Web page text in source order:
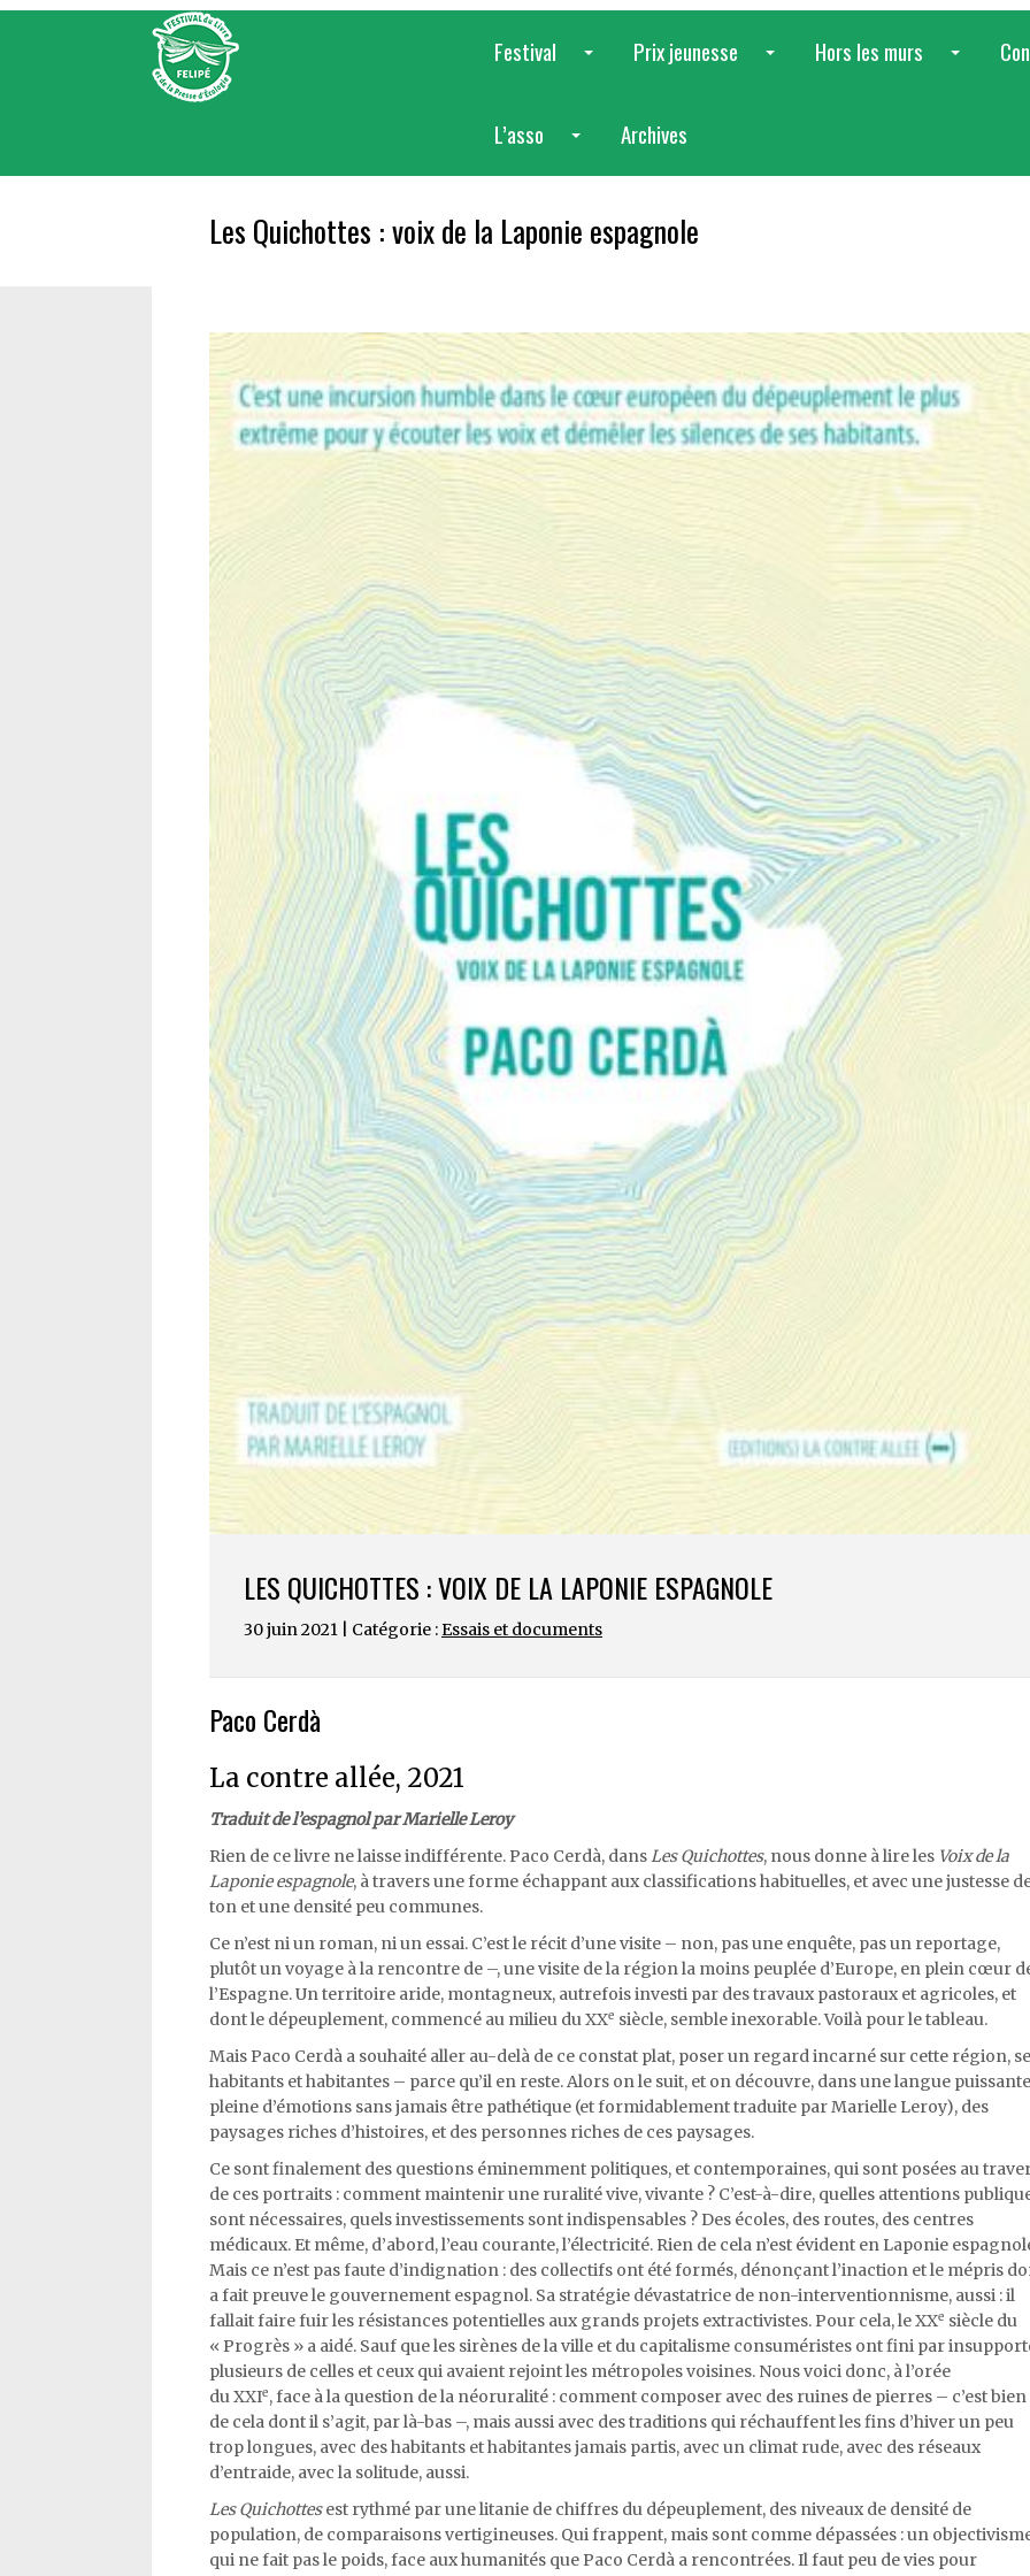
Skip
Festival
Prix jeunesse
Hors les murs
L’asso
...
Archives
Les Quichottes : voix de la Laponie espagnole
LES QUICHOTTES : VOIX DE LA LAPONIE ESPAGNOLE
30 juin 2021 | Catégorie :Essais et documents
Paco Cerdà
La contre allée, 2021
Traduit de l’espagnol par Marielle Leroy
Rien de ce livre ne laisse indifférente. Paco Cerdà, dansLes Quichottes, nous donne à lire les Voix de la
Laponie espagnole, à travers une forme échappant aux classifications habituelles, et avec une justesse
ton et une densité peu communes.
Ce n’est ni un roman, ni un essai. C’est le récit d’une visite – non, pas une enquête, pas un reportage,
plutôt un voyage à la rencontre de –, une visite de la région la moins peuplée d’Europe, en plein cœur
l’Espagne. Un territoire aride, montagneux, autrefois investi par des travaux pastoraux et agricoles, et
dont le dépeuplement, commencé au milieu du XXe siècle, semble inexorable. Voilà pour le tableau.
Mais Paco Cerdà a souhaité aller au-delà de ce constat plat, poser un regard incarné sur cette région,
habitants et habitantes – parce qu’il en reste. Alors on le suit, et on découvre, dans une langue
pleine d’émotions sans jamais être pathétique (et formidablement traduite par Marielle Leroy), des
paysages riches d’histoires, et des personnes riches de ces paysages.
Ce sont finalement des questions éminemment politiques, et contemporaines, qui sont posées au
de ces portraits : comment maintenir une ruralité vive, vivante ? C’est-à-dire, quelles attentions
sont nécessaires, quels investissements sont indispensables ? Des écoles, des routes, des centres
médicaux. Et même, d’abord, l’eau courante, l’électricité. Rien de cela n’est évident en Laponie
Mais ce n’est pas faute d’indignation : des collectifs ont été formés, dénonçant l’inaction et le mépris
a fait preuve le gouvernement espagnol. Sa stratégie dévastatrice de non-interventionnisme, aussi : il
fallait faire fuir les résistances potentielles aux grands projets extractivistes. Pour cela, le XXe siècle du
« Progrès » a aidé. Sauf que les sirènes de la ville et du capitalisme consuméristes ont fini par
plusieurs de celles et ceux qui avaient rejoint les métropoles voisines. Nous voici donc, à l’orée
du XXIe, face à la question de la néoruralité : comment composer avec des ruines de pierres – c’est bien
de cela dont il s’agit, par là-bas –, mais aussi avec des traditions qui réchauffent les fins d’hiver un peu
trop longues, avec des habitants et habitantes jamais partis, avec un climat rude, avec des réseaux
d’entraide, avec la solitude, aussi.
Les Quichottesest rythmé par une litanie de chiffres du dépeuplement, des niveaux de densité de
population, de comparaisons vertigineuses. Qui frappent, mais sont comme dépassées : un
qui ne fait pas le poids, face aux humanités que Paco Cerdà a rencontrées. Il faut peu de vies pour